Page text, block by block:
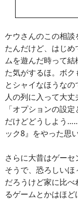
ケウさんのこの相談
たんだけど、はじ
ムを遊んだ時って結
た気がするほ。ボク
とシャイなほうな
人の列に入って大
「オプションの設
だけどどうしよう
ック8』をやった思
さらに大昔はゲー
そうで、恐ろしい
だろうけど家に比
るゲームとかはほど